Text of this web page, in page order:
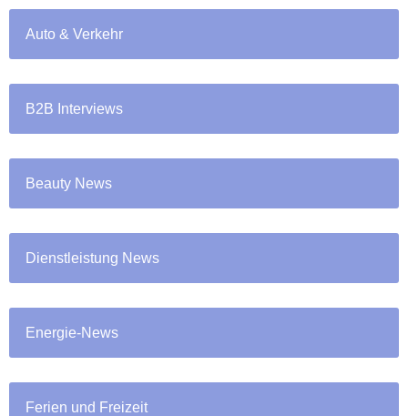
Auto & Verkehr
B2B Interviews
Beauty News
Dienstleistung News
Energie-News
Ferien und Freizeit